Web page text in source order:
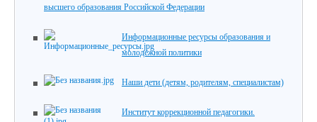
высшего образования Российской Федерации
Информационные ресурсы образования и
молодежной политики
Наши дети (детям, родителям, специалистам)
Институт коррекционной педагогики.